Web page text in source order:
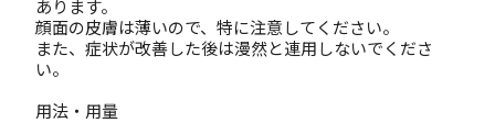
あります。
顔面の皮膚は薄いので、特に注意してください。
また、症状が改善した後は漫然と連用しないでくださ
い。
用法・用量